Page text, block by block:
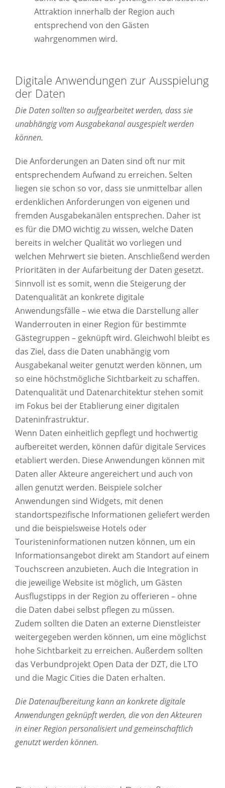
Attraktion innerhalb der Region auch
entsprechend von den Gästen
wahrgenommen wird.
Digitale Anwendungen zur Ausspielung
der Daten
Die Daten sollten so aufgearbeitet werden, dass sie
unabhängig vom Ausgabekanal ausgespielt werden
können.
Die Anforderungen an Daten sind oft nur mit
entsprechendem Aufwand zu erreichen. Selten
liegen sie schon so vor, dass sie unmittelbar allen
erdenklichen Anforderungen von eigenen und
fremden Ausgabekanälen entsprechen. Daher ist
es für die DMO wichtig zu wissen, welche Daten
bereits in welcher Qualität wo vorliegen und
welchen Mehrwert sie bieten. Anschließend werden
Prioritäten in der Aufarbeitung der Daten gesetzt.
Sinnvoll ist es somit, wenn die Steigerung der
Datenqualität an konkrete digitale
Anwendungsfälle – wie etwa die Darstellung aller
Wanderrouten in einer Region für bestimmte
Gästegruppen – geknüpft wird. Gleichwohl bleibt es
das Ziel, dass die Daten unabhängig vom
Ausgabekanal weiter genutzt werden können, um
so eine höchstmögliche Sichtbarkeit zu schaffen.
Datenqualität und Datenarchitektur stehen somit
im Fokus bei der Etablierung einer digitalen
Dateninfrastruktur.
Wenn Daten einheitlich gepflegt und hochwertig
aufbereitet werden, können dafür digitale Services
etabliert werden. Diese Anwendungen können mit
Daten aller Akteure angereichert und auch von
allen genutzt werden. Beispiele solcher
Anwendungen sind Widgets, mit denen
standortspezifische Informationen geliefert werden
und die beispielsweise Hotels oder
Touristeninformationen nutzen können, um ein
Informationsangebot direkt am Standort auf einem
Touchscreen anzubieten. Auch die Integration in
die jeweilige Website ist möglich, um Gästen
Ausflugstipps in der Region zu offerieren – ohne
die Daten dabei selbst pflegen zu müssen.
Zudem sollten die Daten an externe Dienstleister
weitergegeben werden können, um eine möglichst
hohe Sichtbarkeit zu erreichen. Außerdem sollten
das Verbundprojekt Open Data der DZT, die LTO
und die Magic Cities die Daten erhalten.
Die Datenaufbereitung kann an konkrete digitale
Anwendungen geknüpft werden, die von den Akteuren
in einer Region personalisiert und gemeinschaftlich
genutzt werden können.